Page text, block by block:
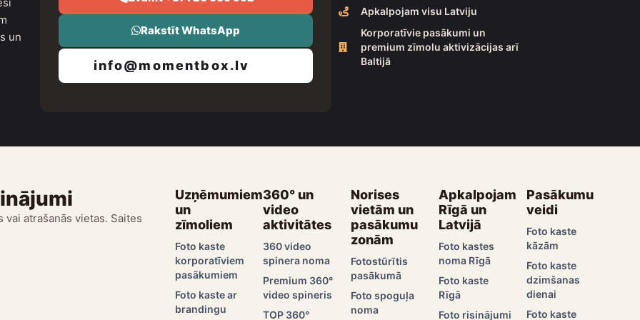
un
Rakstīt WhatsApp
info@momentbox.lv
Apkalpojam visu Latviju
Korporatīvie pasākumi un
premium zīmolu aktivizācijas arī
Baltijā
atrašanās vietas. Saites
Uzņēmumiem
un
zīmoliem
Foto kaste
korporatīviem
pasākumiem
Foto kaste ar
brandingu
360° un
video
aktivitātes
360 video
spinera noma
Premium 360°
video spineris
TOP 360°
Norises
vietām un
pasākumu
zonām
Fotostūrītis
pasākumā
Foto spoguļa
noma
Apkalpojam
Rīgā un
Latvijā
Foto kastes
noma Rīgā
Foto kaste
Rīgā
Foto risinājumi
Pasākumu
veidi
Foto kaste
kāzām
Foto kaste
dzimšanas
dienai
Foto kaste